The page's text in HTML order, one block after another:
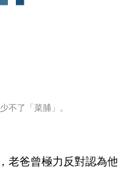
不了「菜脯」。
老爸曾極力反對認為他